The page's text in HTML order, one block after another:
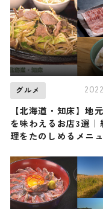
グルメ
【北海道・知床】地
を味わえるお店3選｜
理をたのしめるメニ